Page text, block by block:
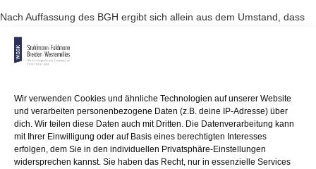
Wir verwenden Cookies und ähnliche Technologien auf unserer Website
und verarbeiten personenbezogene Daten (z.B. deine IP-Adresse) über
dich. Wir teilen diese Daten auch mit Dritten. Die Datenverarbeitung kann
mit Ihrer Einwilligung oder auf Basis eines berechtigten Interesses
erfolgen, dem Sie in den individuellen Privatsphäre-Einstellungen
widersprechen kannst. Sie haben das Recht, nur in essenzielle Services
Nach Auffassung des BGH ergibt sich allein aus dem Umstand, dass
in das gemeinschaftliche Eigentum eingegriffen wird, kein
überzeugender
maßgeblich sein sollen. Ein Wohnungseigentümer ist im Grundsatz
zwar
zu dessen Wiederherstellung, aber nicht zu einer "Ertüchtigung"
verpflichtet.